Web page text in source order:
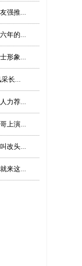
强推...
年的...
形象...
长...
力荐...
上演...
改头...
来这...